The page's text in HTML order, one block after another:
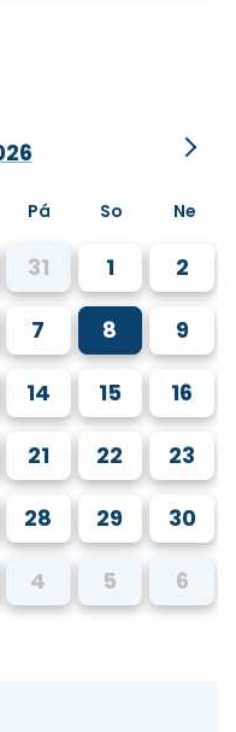
Pá So Ne
31 1 2
7 8 9
14 15 16
21 22 23
28 29 30
4 5 6